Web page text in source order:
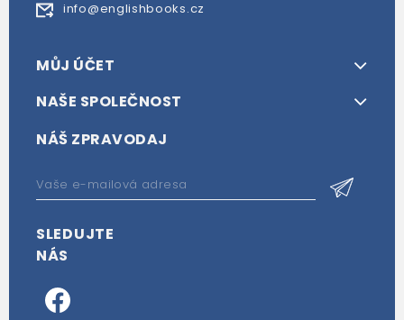
info@englishbooks.cz
MŮJ ÚČET
NAŠE SPOLEČNOST
NÁŠ ZPRAVODAJ
SLEDUJTE
NÁS